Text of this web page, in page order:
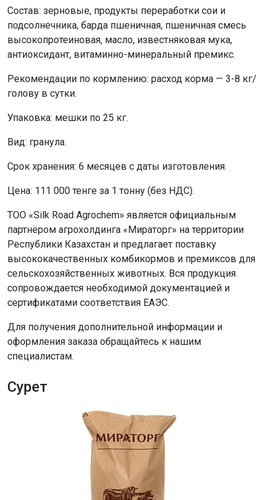
Состав: зерновые, продукты переработки сои и
подсолнечника, барда пшеничная, пшеничная смесь
высокопротеиновая, масло, известняковая мука,
антиоксидант, витаминно-минеральный премикс.
Рекомендации по кормлению: расход корма — 3-8 кг/
голову в сутки.
Упаковка: мешки по 25 кг.
Вид: гранула.
Срок хранения: 6 месяцев с даты изготовления.
Цена: 111 000 тенге за 1 тонну (без НДС).
ТОО «Silk Road Agrochem» является официальным
партнёром агрохолдинга «Мираторг» на территории
Республики Казахстан и предлагает поставку
высококачественных комбикормов и премиксов для
сельскохозяйственных животных. Вся продукция
сопровождается необходимой документацией и
сертификатами соответствия ЕАЭС.
Для получения дополнительной информации и
оформления заказа обращайтесь к нашим
специалистам.
Сурет